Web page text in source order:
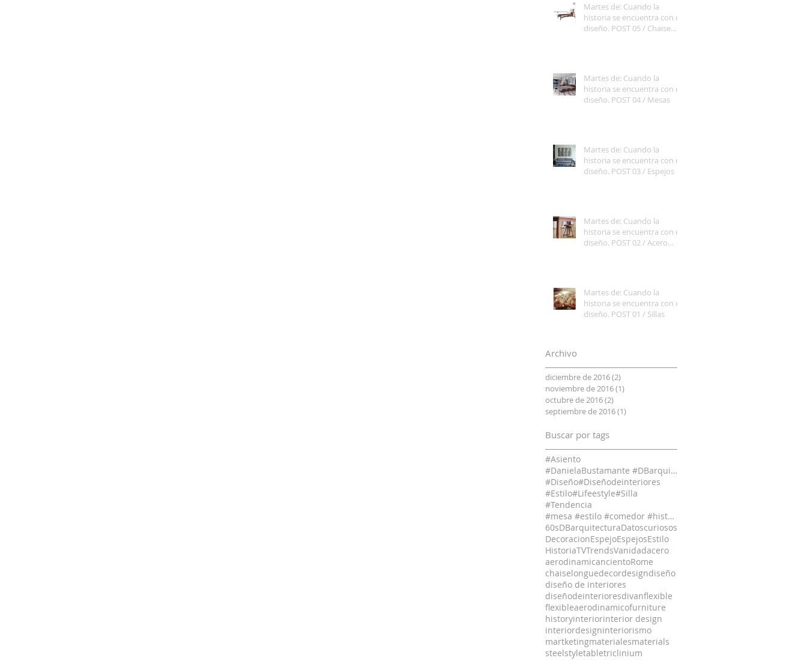
Martes de: Cuando la
historia se encuentra con el
diseño. POST 05 / Chaise
Martes de: Cuando la
historia se encuentra con el
diseño. POST 04 / Mesas
Martes de: Cuando la
historia se encuentra con el
diseño. POST 03 / Espejos
Martes de: Cuando la
historia se encuentra con el
diseño. POST 02 / Acero
Martes de: Cuando la
historia se encuentra con el
diseño. POST 01 / Sillas
Archivo
diciembre de 2016(2)
noviembre de 2016(1)
octubre de 2016(2)
septiembre de 2016(1)
Buscar por tags
#Asiento
#DanielaBustamante #DBarquitectura #
#Diseño#Diseñodeinteriores
#Estilo#Lifeestyle#Silla
#Tendencia
#mesa #estilo #comedor #historia #diseño #decor
60sDBarquitecturaDatoscuriosos
DecoracionEspejoEspejosEstilo
HistoriaTVTrendsVanidadacero
aerodinamicancientoRome
chaiselonguedecordesigndiseño
diseño de interiores
diseñodeinterioresdivanflexible
flexibleaerodinamicofurniture
historyinteriorinterior design
interiordesigninteriorismo
martketingmaterialesmaterials
steelstyletabletriclinium